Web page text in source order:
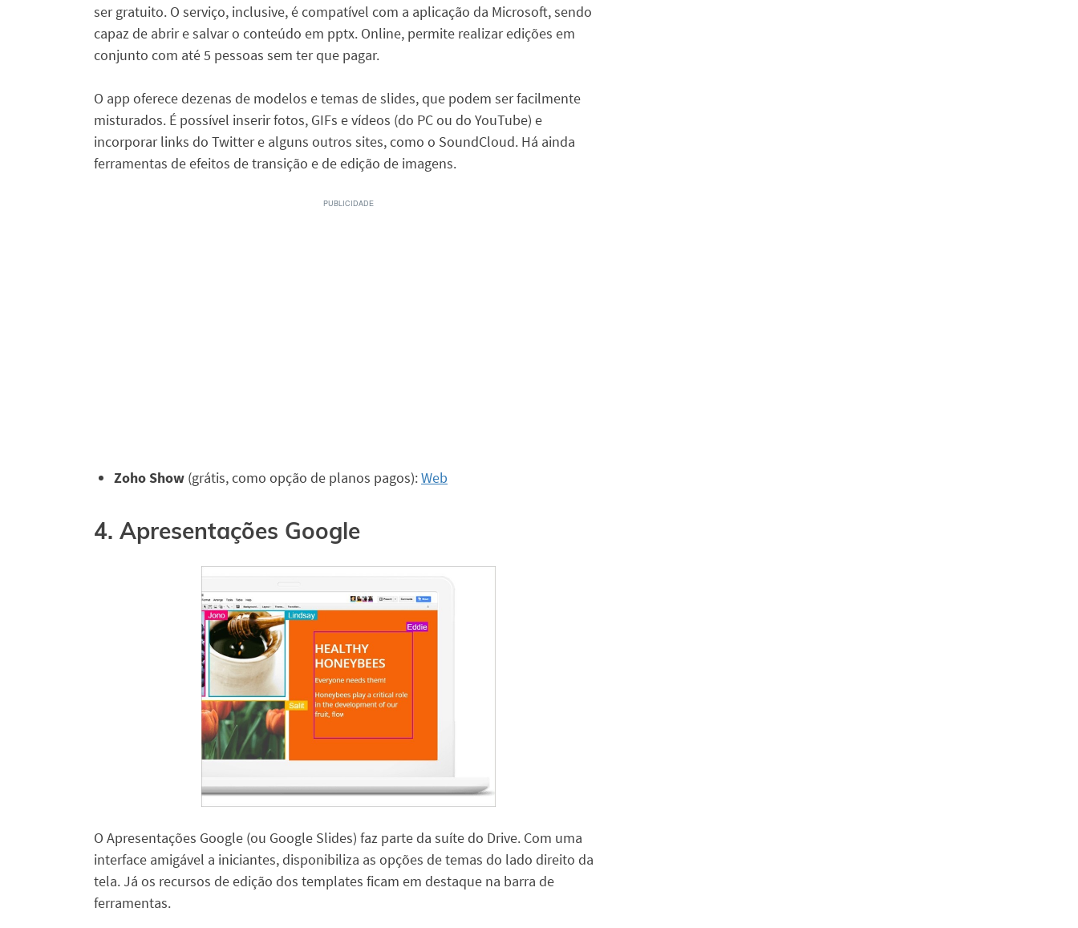
ser gratuito. O serviço, inclusive, é compatível com a aplicação da Microsoft, sendo
capaz de abrir e salvar o conteúdo em pptx. Online, permite realizar edições em
conjunto com até 5 pessoas sem ter que pagar.
O app oferece dezenas de modelos e temas de slides, que podem ser facilmente
misturados. É possível inserir fotos, GIFs e vídeos (do PC ou do YouTube) e
incorporar links do Twitter e alguns outros sites, como o SoundCloud. Há ainda
ferramentas de efeitos de transição e de edição de imagens.
Zoho Show (grátis, como opção de planos pagos):Web
4. Apresentações Google
O Apresentações Google (ou Google Slides) faz parte da suíte do Drive. Com uma
interface amigável a iniciantes, disponibiliza as opções de temas do lado direito da
tela. Já os recursos de edição dos templates ficam em destaque na barra de
ferramentas.